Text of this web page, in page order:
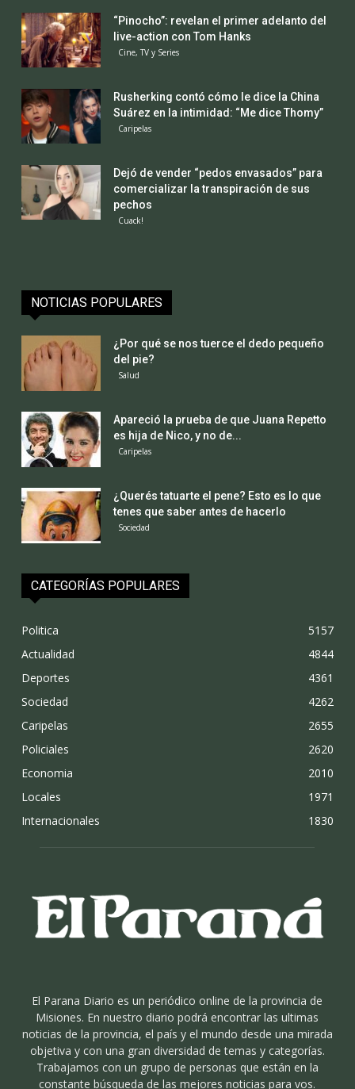
“Pinocho”: revelan el primer adelanto del
live-action con Tom Hanks
Cine, TV y Series
Rusherking contó cómo le dice la China
Suárez en la intimidad: “Me dice Thomy”
Caripelas
Dejó de vender “pedos envasados” para
comercializar la transpiración de sus
pechos
Cuack!
NOTICIAS POPULARES
¿Por qué se nos tuerce el dedo pequeño
del pie?
Salud
Apareció la prueba de que Juana Repetto
es hija de Nico, y no de...
Caripelas
¿Querés tatuarte el pene? Esto es lo que
tenes que saber antes de hacerlo
Sociedad
CATEGORÍAS POPULARES
Politica
5157
Actualidad
4844
Deportes
4361
Sociedad
4262
Caripelas
2655
Policiales
2620
Economia
2010
Locales
1971
Internacionales
1830
El Parana Diario es un periódico online de la provincia de
Misiones. En nuestro diario podrá encontrar las ultimas
noticias de la provincia, el país y el mundo desde una mirada
objetiva y con una gran diversidad de temas y categorías.
Trabajamos con un grupo de personas que están en la
constante búsqueda de las mejores noticias para vos.